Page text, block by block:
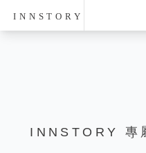
INNSTORY
INNSTORY 專